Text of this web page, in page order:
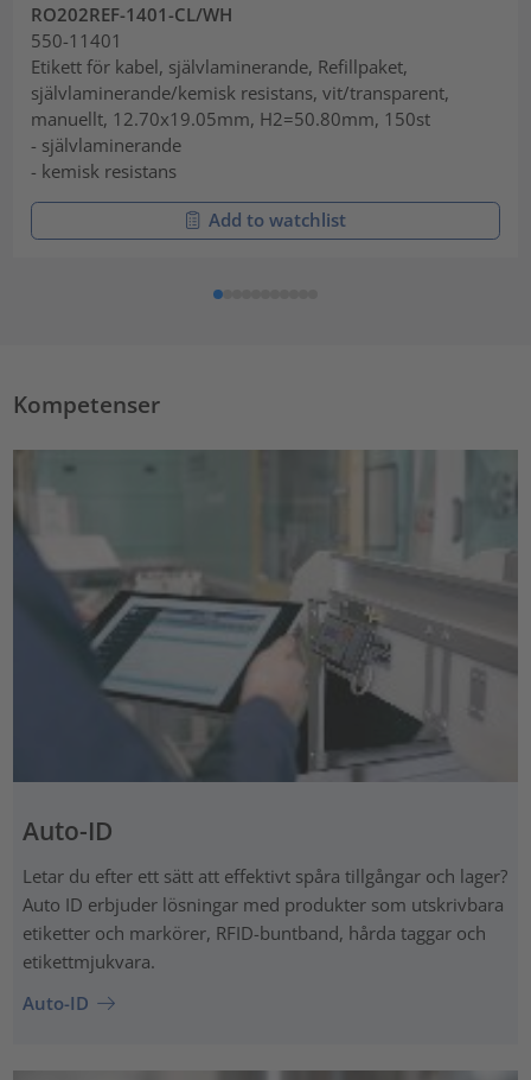
RO202REF-1401-CL/WH
550-11401
Etikett för kabel, självlaminerande, Refillpaket,
självlaminerande/kemisk resistans, vit/transparent,
manuellt, 12.70x19.05mm, H2=50.80mm, 150st
- självlaminerande
- kemisk resistans
Add to watchlist
Kompetenser
Auto-ID
Letar du efter ett sätt att effektivt spåra tillgångar och lager?
Auto ID erbjuder lösningar med produkter som utskrivbara
etiketter och markörer, RFID-buntband, hårda taggar och
etikettmjukvara.
Auto-ID